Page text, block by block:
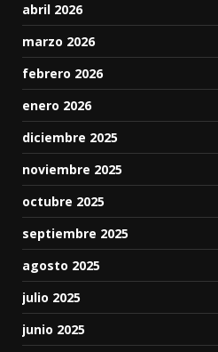
abril 2026
marzo 2026
febrero 2026
enero 2026
diciembre 2025
noviembre 2025
octubre 2025
septiembre 2025
agosto 2025
julio 2025
junio 2025